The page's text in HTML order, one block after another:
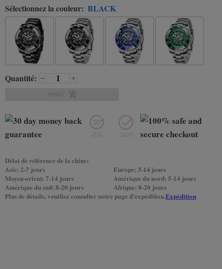
Sélectionnez la couleur: BLACK
Quantité:
VENDU
Délai de référence de la chine:
Asie: 2-7 jours
Europe: 3-14 jours
Moyen-orient: 7-14 jours
Amérique du nord: 5-14 jours
Amérique du sud: 8-20 jours
Afrique: 8-20 jours
Plus de détails, veuillez consulter notre page d'expédition.Expédition